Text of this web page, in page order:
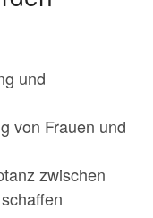
und
von Frauen und
zwischen